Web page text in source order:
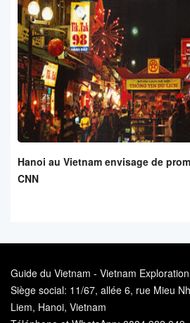
Hanoi au Vietnam envisage de
CNN
Guide du Vietnam - Vietnam Exploration
Siège social: 11/67, allée 6, rue Mieu
Liem, Hanoi, Vietnam